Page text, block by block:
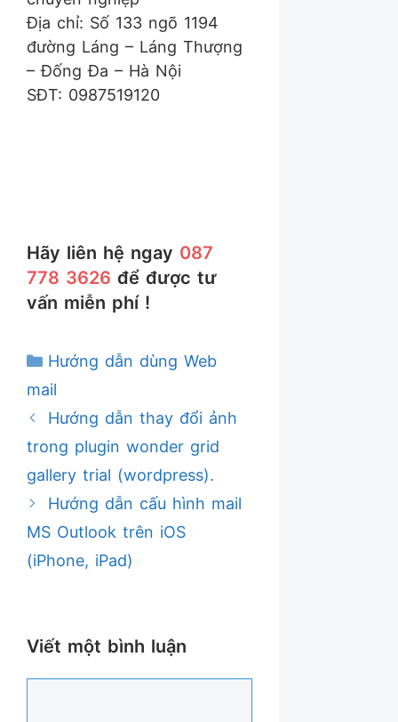
Địa chỉ: Số 133 ngõ 1194
đường Láng – Láng Thượng
– Đống Đa – Hà Nội
SĐT: 0987519120
Hãy liên hệ ngay 087
778 3626 để được tư
vấn miễn phí !
Danh
mục
Hướng dẫn dùng Web
mail
Hướng dẫn thay đổi ảnh
trong plugin wonder grid
gallery trial (wordpress).
Hướng dẫn cấu hình mail
MS Outlook trên iOS
(iPhone, iPad)
Viết một bình luận